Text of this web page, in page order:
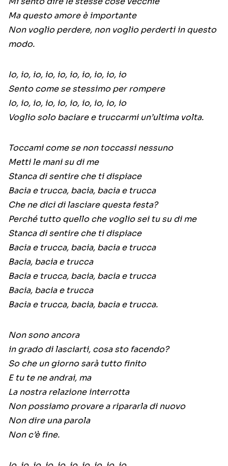
Ma questo amore è importante
Non voglio perdere, non voglio perderti in questo
modo.
Io, io, io, io, io, io, io, io, io, io
Sento come se stessimo per rompere
Io, io, io, io, io, io, io, io, io, io
Voglio solo baciare e truccarmi un’ultima volta.
Toccami come se non toccassi nessuno
Metti le mani su di me
Stanca di sentire che ti dispiace
Bacia e trucca, bacia, bacia e trucca
Che ne dici di lasciare questa festa?
Perché tutto quello che voglio sei tu su di me
Stanca di sentire che ti dispiace
Bacia e trucca, bacia, bacia e trucca
Bacia, bacia e trucca
Bacia e trucca, bacia, bacia e trucca
Bacia, bacia e trucca
Bacia e trucca, bacia, bacia e trucca.
Non sono ancora
in grado di lasciarti, cosa sto facendo?
So che un giorno sarà tutto finito
E tu te ne andrai, ma
La nostra relazione interrotta
Non possiamo provare a ripararla di nuovo
Non dire una parola
Non c’è fine.